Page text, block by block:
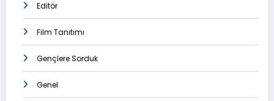
Editör
Film Tanıtımı
Gençlere Sorduk
Genel